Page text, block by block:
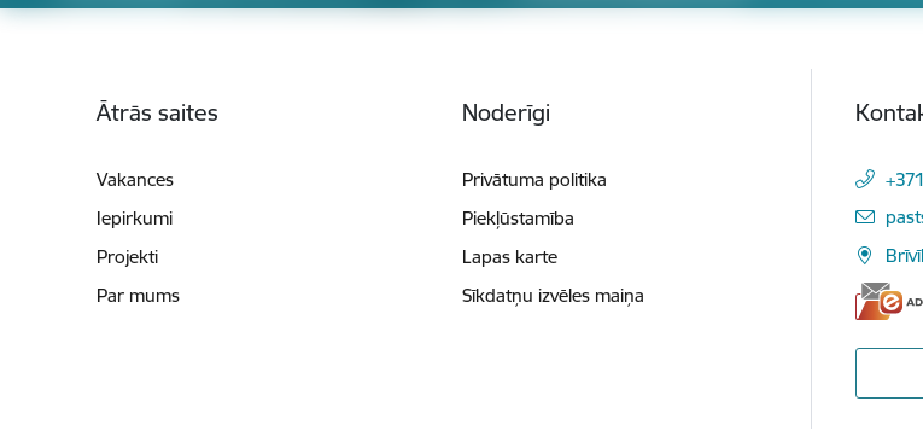
Ātrās saites
Vakances
Iepirkumi
Projekti
Par mums
Noderīgi
Privātuma politika
Piekļūstamība
Lapas karte
Sīkdatņu izvēles maiņa
E-